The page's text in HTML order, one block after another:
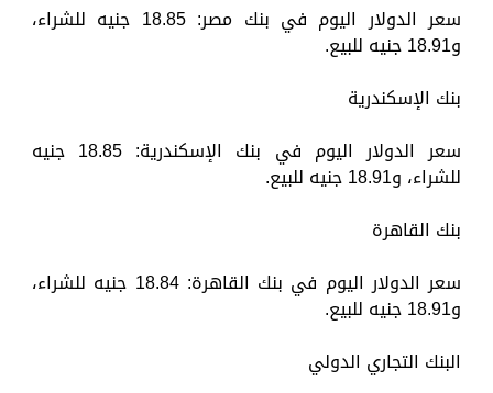
سعر الدولار اليوم في بنك مصر: 18.85 جنيه للشراء،
و18.91 جنيه للبيع.
بنك الإسكندرية
سعر الدولار اليوم في بنك الإسكندرية: 18.85 جنيه
للشراء، و18.91 جنيه للبيع.
بنك القاهرة
سعر الدولار اليوم في بنك القاهرة: 18.84 جنيه للشراء،
و18.91 جنيه للبيع.
البنك التجاري الدولي